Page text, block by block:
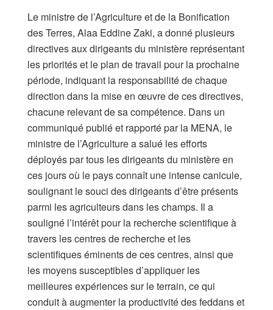
Le ministre de l’Agriculture et de la Bonification
des Terres, Alaa Eddine Zaki, a donné plusieurs
directives aux dirigeants du ministère représentant
les priorités et le plan de travail pour la prochaine
période, indiquant la responsabilité de chaque
direction dans la mise en œuvre de ces directives,
chacune relevant de sa compétence. Dans un
communiqué publié et rapporté par la MENA, le
ministre de l’Agriculture a salué les efforts
déployés par tous les dirigeants du ministère en
ces jours où le pays connaît une intense canicule,
soulignant le souci des dirigeants d’être présents
parmi les agriculteurs dans les champs. Il a
souligné l’intérêt pour la recherche scientifique à
travers les centres de recherche et les
scientifiques éminents de ces centres, ainsi que
les moyens susceptibles d’appliquer les
meilleures expériences sur le terrain, ce qui
conduit à augmenter la productivité des feddans et